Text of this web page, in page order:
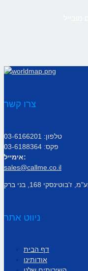
צרו קשר
טלפון: 03-6166201
פקס: 03-6188364
אימייל:
sales@callme.co.il
ניווט אתר
דף הבית
אודותינו